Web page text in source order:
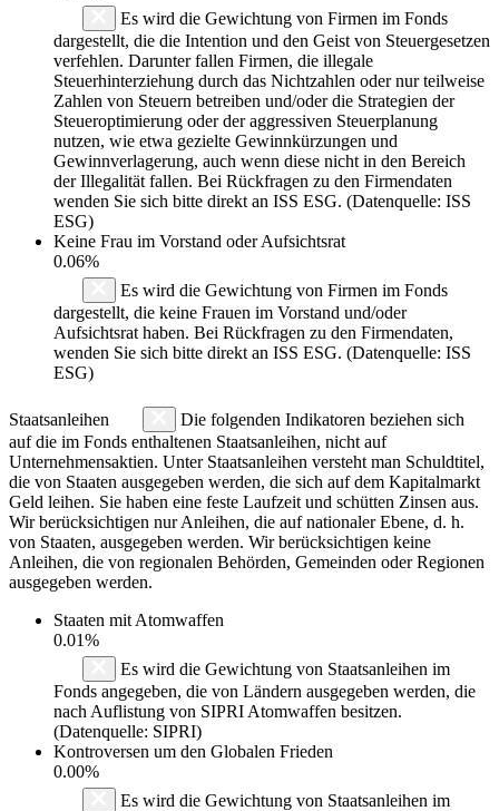
Es wird die Gewichtung von Firmen im Fonds
dargestellt, die die Intention und den Geist von Steuergesetzen
verfehlen. Darunter fallen Firmen, die illegale
Steuerhinterziehung durch das Nichtzahlen oder nur teilweise
Zahlen von Steuern betreiben und/oder die Strategien der
Steueroptimierung oder der aggressiven Steuerplanung
nutzen, wie etwa gezielte Gewinnkürzungen und
Gewinnverlagerung, auch wenn diese nicht in den Bereich
der Illegalität fallen. Bei Rückfragen zu den Firmendaten
wenden Sie sich bitte direkt an ISS ESG. (Datenquelle: ISS
ESG)
Keine Frau im Vorstand oder Aufsichtsrat
0.06%
Es wird die Gewichtung von Firmen im Fonds
dargestellt, die keine Frauen im Vorstand und/oder
Aufsichtsrat haben. Bei Rückfragen zu den Firmendaten,
wenden Sie sich bitte direkt an ISS ESG. (Datenquelle: ISS
ESG)
Staatsanleihen
Die folgenden Indikatoren beziehen sich
auf die im Fonds enthaltenen Staatsanleihen, nicht auf
Unternehmensaktien. Unter Staatsanleihen versteht man Schuldtitel,
die von Staaten ausgegeben werden, die sich auf dem Kapitalmarkt
Geld leihen. Sie haben eine feste Laufzeit und schütten Zinsen aus.
Wir berücksichtigen nur Anleihen, die auf nationaler Ebene, d. h.
von Staaten, ausgegeben werden. Wir berücksichtigen keine
Anleihen, die von regionalen Behörden, Gemeinden oder Regionen
ausgegeben werden.
Staaten mit Atomwaffen
0.01%
Es wird die Gewichtung von Staatsanleihen im
Fonds angegeben, die von Ländern ausgegeben werden, die
nach Auflistung von SIPRI Atomwaffen besitzen.
(Datenquelle: SIPRI)
Kontroversen um den Globalen Frieden
0.00%
Es wird die Gewichtung von Staatsanleihen im